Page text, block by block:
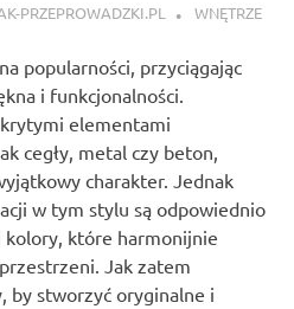
PRZEPROWADZKI.PL WNĘTRZE
popularności, przyciągając
i funkcjonalności.
elementami
cegły, metal czy beton,
charakter. Jednak
w tym stylu są odpowiednio
które harmonijnie
Jak zatem
by stworzyć oryginalne i